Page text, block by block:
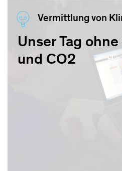
Vermittlung von
Unser Tag
und CO2